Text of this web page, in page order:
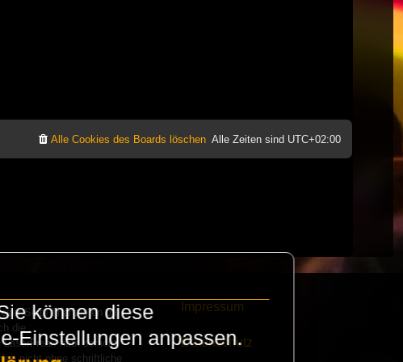
Alle Zeiten sind UTC+02:00
Alle Cookies des Boards löschen
Seite finanzieren die
die
LaserFreak habt schickt
nicht ohne schriftliche
Impressum
Datenschutz
können diese
Einstellungen anpassen.